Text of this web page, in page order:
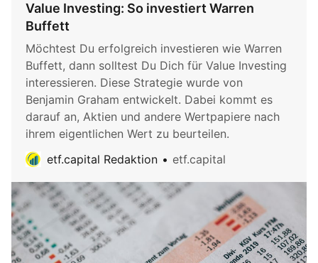
Value Investing: So investiert Warren
Buffett
Möchtest Du erfolgreich investieren wie Warren
Buffett, dann solltest Du Dich für Value Investing
interessieren. Diese Strategie wurde von
Benjamin Graham entwickelt. Dabei kommt es
darauf an, Aktien und andere Wertpapiere nach
ihrem eigentlichen Wert zu beurteilen.
etf.capital Redaktion
etf.capital